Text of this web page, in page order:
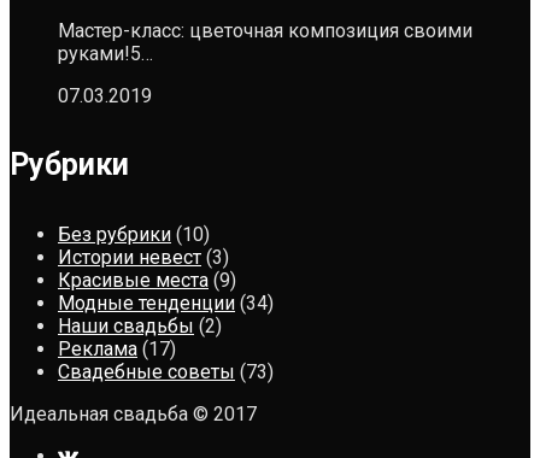
Мастер-класс: цветочная композиция своими
руками!5…
07.03.2019
Рубрики
Без рубрики (10)
Истории невест (3)
Красивые места (9)
Модные тенденции (34)
Наши свадьбы (2)
Реклама (17)
Свадебные советы (73)
Идеальная свадьба © 2017